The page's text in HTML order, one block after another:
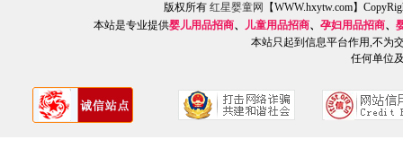
版权所有红星婴童网
【WWW.hxytw.com】
本站是专业提供婴儿用品招商、 儿童用品招商、 孕妇用品招商、
本站只起到信息平台作用,不为
任何单位